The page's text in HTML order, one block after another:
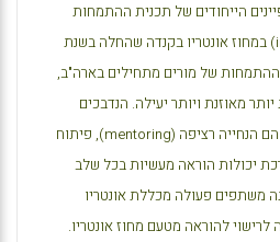
הייחודים של תכנית ההתמחות
) במחוז אונטריו בקנדה שהחלה בשנת
ההתמחות של מורים מתחילים בארה"ב,
מאוזנת ויותר יעילה. הנדבכים
הנחייה רציפה (mentoring), פיתוח
יכולות הוראה מעשיות בכל שלב
משתפים פעולה מכללת אונטריו
להוראה מטעם מחוז אונטריו.